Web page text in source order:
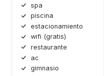
spa
piscina
estacionamiento
wifi (gratis)
restaurante
ac
gimnasio